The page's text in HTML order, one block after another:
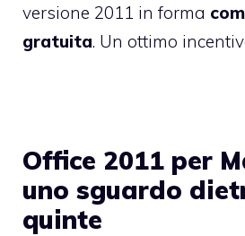
versione 2011 in forma
gratuita. Un ottimo
Office 2011 per
uno sguardo
quinte